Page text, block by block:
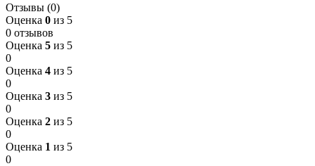
Отзывы (0)
Оценка 0 из 5
0 отзывов
Оценка 5 из 5
0
Оценка 4 из 5
0
Оценка 3 из 5
0
Оценка 2 из 5
0
Оценка 1 из 5
0